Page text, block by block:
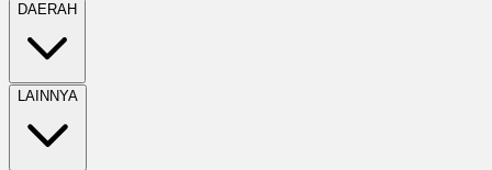
DAERAH
LAINNYA